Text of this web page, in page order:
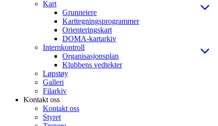
Kart
Grunneiere
Karttegningsprogrammer
Orienteringskart
DOMA-kartarkiv
Internkontroll
Organisasjonsplan
Klubbens vedtekter
Løpstøy
Galleri
Filarkiv
Kontakt oss
Kontakt oss
Styret